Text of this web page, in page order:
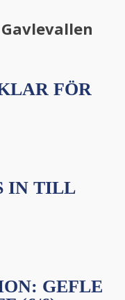
FÖR
IN TILL
GEFLE